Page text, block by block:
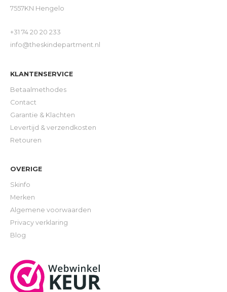
7557KN Hengelo
+31 74 20 20 233
info@theskindepartment.nl
KLANTENSERVICE
Betaalmethodes
Contact
Garantie & Klachten
Levertijd & verzendkosten
Retouren
OVERIGE
Skinfo
Merken
Algemene voorwaarden
Privacy verklaring
Blog